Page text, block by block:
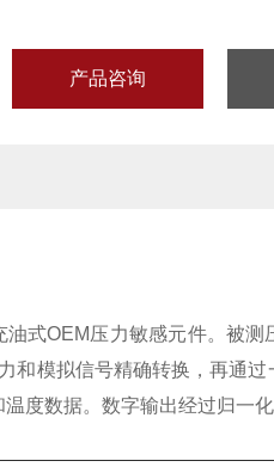
产品咨询
式OEM压力敏感元件。被
和模拟信号精确转换，再通
度数据。数字输出经过归一化